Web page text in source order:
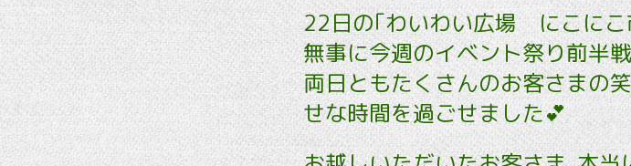
22日の｢わいわい広場 にこにこ
無事に今週のイベント祭り前半
両日ともたくさんのお客さまの
せな時間を過ごせました💕